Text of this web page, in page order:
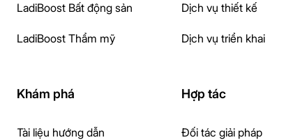
LadiBoost Bất động sản
LadiBoost Thẩm mỹ
Dịch vụ thiết kế
Dịch vụ triển khai
Khám phá
Tài liệu hướng dẫn
Hợp tác
Đối tác giải pháp